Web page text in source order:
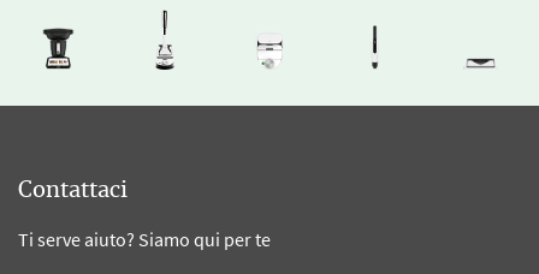
Contattaci
Ti serve aiuto? Siamo qui per te